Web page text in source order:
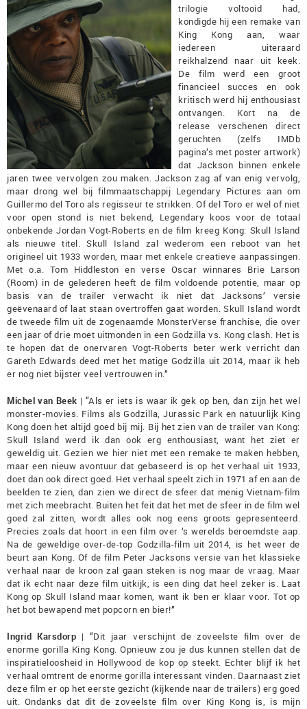
trilogie voltooid had,
kondigde hij een remake van
King Kong aan, waar
iedereen uiteraard
reikhalzend naar uit keek.
De film werd een groot
financieel succes en ook
kritisch werd hij enthousiast
ontvangen. Kort na de
release verschenen direct
geruchten (zelfs IMDb
pagina’s met poster artwork)
dat Jackson binnen enkele
jaren twee vervolgen zou maken. Jackson zag af van enig vervolg,
maar drong wel bij filmmaatschappij Legendary Pictures aan om
Guillermo del Toro als regisseur te strikken. Of del Toro er wel of niet
voor open stond is niet bekend, Legendary koos voor de totaal
onbekende Jordan Vogt-Roberts en de film kreeg Kong: Skull Island
als nieuwe titel. Skull Island zal wederom een reboot van het
origineel uit 1933 worden, maar met enkele creatieve aanpassingen.
Met o.a. Tom Hiddleston en verse Oscar winnares Brie Larson
(Room) in de gelederen heeft de film voldoende potentie, maar op
basis van de trailer verwacht ik niet dat Jacksons’ versie
geëvenaard of laat staan overtroffen gaat worden. Skull Island wordt
de tweede film uit de zogenaamde MonsterVerse franchise, die over
een jaar of drie moet uitmonden in een Godzilla vs. Kong clash. Het is
te hopen dat de onervaren Vogt-Roberts beter werk verricht dan
Gareth Edwards deed met het matige Godzilla uit 2014, maar ik heb
er nog niet bijster veel vertrouwen in.”
Michel van Beek | “Als er iets is waar ik gek op ben, dan zijn het wel
monster-movies. Films als Godzilla, Jurassic Park en natuurlijk King
Kong doen het altijd goed bij mij. Bij het zien van de trailer van Kong:
Skull Island werd ik dan ook erg enthousiast, want het ziet er
geweldig uit. Gezien we hier niet met een remake te maken hebben,
maar een nieuw avontuur dat gebaseerd is op het verhaal uit 1933,
doet dan ook direct goed. Het verhaal speelt zich in 1971 af en aan de
beelden te zien, dan zien we direct de sfeer dat menig Vietnam-film
met zich meebracht. Buiten het feit dat het met de sfeer in de film wel
goed zal zitten, wordt alles ook nog eens groots gepresenteerd.
Precies zoals dat hoort in een film over ’s werelds beroemdste aap.
Na de geweldige over-de-top Godzilla-film uit 2014, is het weer de
beurt aan Kong. Of de film Peter Jacksons versie van het klassieke
verhaal naar de kroon zal gaan steken is nog maar de vraag. Maar
dat ik echt naar deze film uitkijk, is een ding dat heel zeker is. Laat
Kong op Skull Island maar komen, want ik ben er klaar voor. Tot op
het bot bewapend met popcorn en bier!”
Ingrid Karsdorp | “Dit jaar verschijnt de zoveelste film over de
enorme gorilla King Kong. Opnieuw zou je dus kunnen stellen dat de
inspiratieloosheid in Hollywood de kop op steekt. Echter blijf ik het
verhaal omtrent de enorme gorilla interessant vinden. Daarnaast ziet
deze film er op het eerste gezicht (kijkende naar de trailers) erg goed
uit. Ondanks dat dit de zoveelste film over King Kong is, is mijn